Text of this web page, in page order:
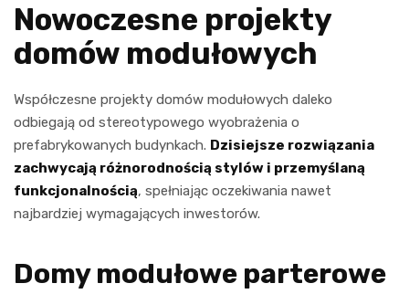
Nowoczesne projekty
domów modułowych
Współczesne projekty domów modułowych daleko
odbiegają od stereotypowego wyobrażenia o
prefabrykowanych budynkach. Dzisiejsze rozwiązania
zachwycają różnorodnością stylów i przemyślaną
funkcjonalnością, spełniając oczekiwania nawet
najbardziej wymagających inwestorów.
Domy modułowe parterowe